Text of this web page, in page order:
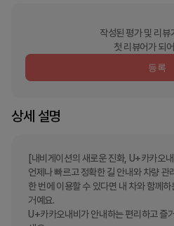
작성된 평가 및 리뷰
첫 리뷰어가 되
등록
상세 설명
[내비게이션의 새로운 진화, U+카카오
언제나 빠르고 정확한 길 안내와 차량 관
한 번에 이용할 수 있다면 내 차와 함께
거예요.
U+카카오내비가 안내하는 편리하고 즐